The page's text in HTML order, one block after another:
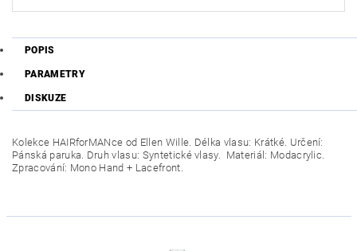
POPIS
PARAMETRY
DISKUZE
Kolekce HAIRforMANce od Ellen Wille. Délka vlasu: Krátké. Určení:
Pánská paruka. Druh vlasu: Syntetické vlasy. Materiál: Modacrylic.
Zpracování: Mono Hand + Lacefront.